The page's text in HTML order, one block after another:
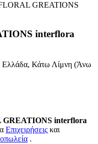
GREATIONS
interflora
Ελλάδα, Κάτω Λίμνη (Άνω
interflora
Επιχειρήσεις και
.